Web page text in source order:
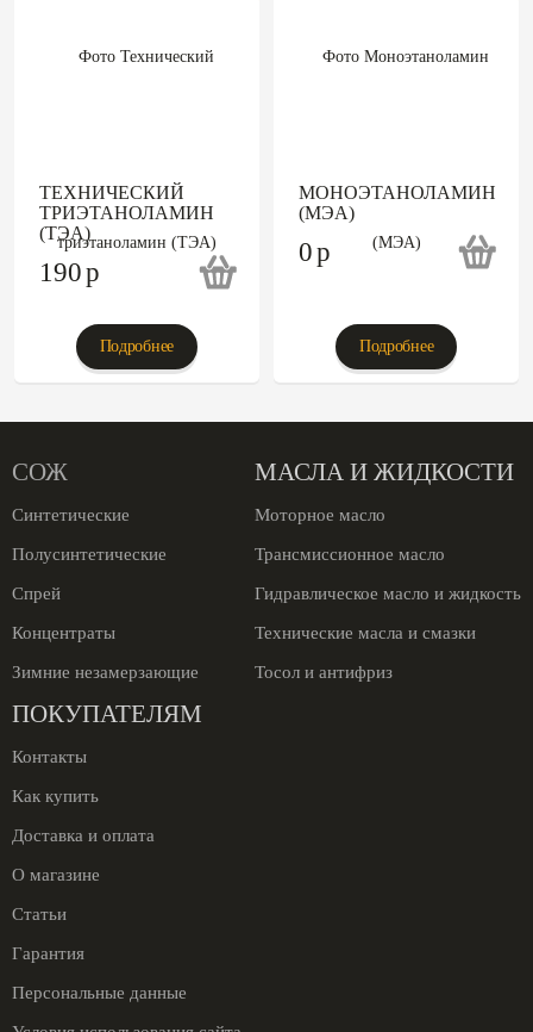
ТЕХНИЧЕСКИЙ
ТРИЭТАНОЛАМИН
(ТЭА)
190p
Подробнее
МОНОЭТАНОЛАМИН
(МЭА)
0p
Подробнее
СОЖ
Синтетические
Полусинтетические
Спрей
Концентраты
Зимние незамерзающие
МАСЛА И ЖИДКОСТИ
Моторное масло
Трансмиссионное масло
Гидравлическое масло и жидкость
Технические масла и смазки
Тосол и антифриз
ПОКУПАТЕЛЯМ
Контакты
Как купить
Доставка и оплата
О магазине
Статьи
Гарантия
Персональные данные